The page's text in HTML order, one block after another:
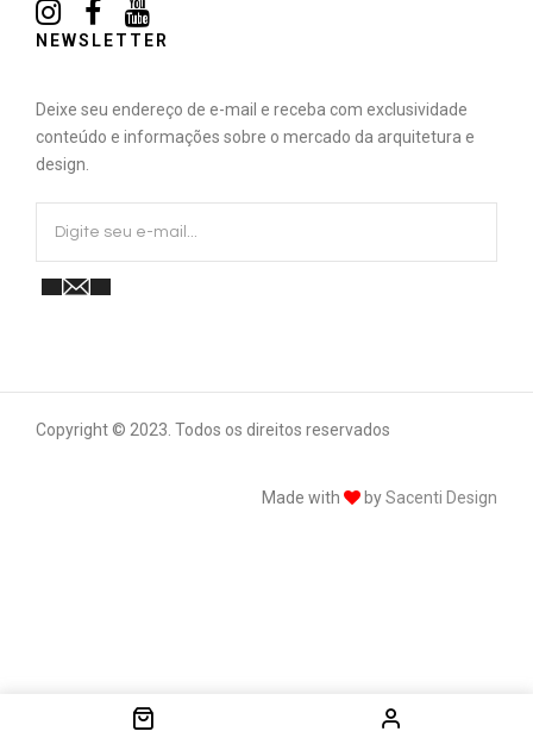
NEWSLETTER
Deixe seu endereço de e-mail e receba com exclusividade
conteúdo e informações sobre o mercado da arquitetura e
design.
Copyright © 2023. Todos os direitos reservados
Made with bySacenti Design